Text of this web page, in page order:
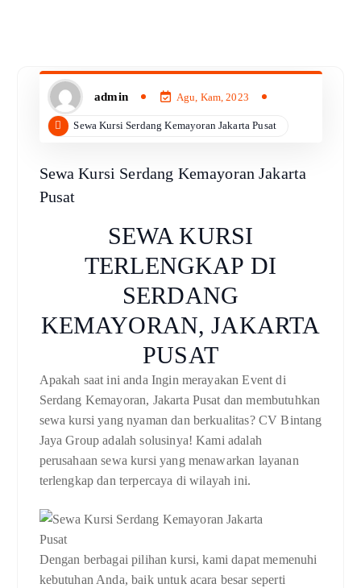
admin Agu, Kam, 2023
Sewa Kursi Serdang Kemayoran Jakarta Pusat
Sewa Kursi Serdang Kemayoran Jakarta
Pusat
SEWA KURSI
TERLENGKAP DI
SERDANG
KEMAYORAN, JAKARTA
PUSAT
Apakah saat ini anda Ingin merayakan Event di
Serdang Kemayoran, Jakarta Pusat dan membutuhkan
sewa kursi yang nyaman dan berkualitas? CV Bintang
Jaya Group adalah solusinya! Kami adalah
perusahaan sewa kursi yang menawarkan layanan
terlengkap dan terpercaya di wilayah ini.
Dengan berbagai pilihan kursi, kami dapat memenuhi
kebutuhan Anda, baik untuk acara besar seperti